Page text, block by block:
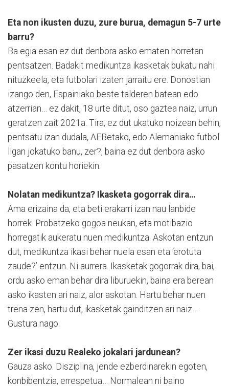
Eta non ikusten duzu, zure burua, demagun 5-7 urte
barru?
Ba egia esan ez dut denbora asko ematen horretan
pentsatzen. Badakit medikuntza ikasketak bukatu nahi
nituzkeela, eta futbolari izaten jarraitu ere. Donostian
izango den, Espainiako beste talderen batean edo
atzerrian… ez dakit, 18 urte ditut, oso gaztea naiz, urrun
geratzen zait 2021a. Tira, ez dut ukatuko noizean behin,
pentsatu izan dudala, AEBetako, edo Alemaniako futbol
ligan jokatuko banu, zer?, baina ez dut denbora asko
pasatzen kontu horiekin.
Nolatan medikuntza? Ikasketa gogorrak dira…
Ama erizaina da, eta beti erakarri izan nau lanbide
horrek. Probatzeko gogoa neukan, eta motibazio
horregatik aukeratu nuen medikuntza. Askotan entzun
dut, medikuntza ikasi behar nuela esan eta ‘erotuta
zaude?’ entzun. Ni aurrera. Ikasketak gogorrak dira, bai,
ordu asko eman behar dira liburuekin, baina era berean
asko ikasten ari naiz, alor askotan. Hartu behar nuen
trena zen, hartu dut, ikasketak gainditzen ari naiz…
Gustura nago.
Zer ikasi duzu Realeko jokalari jardunean?
Gauza asko. Disziplina, jende ezberdinarekin egoten,
konbibentzia, errespetua… Normalean ni baino